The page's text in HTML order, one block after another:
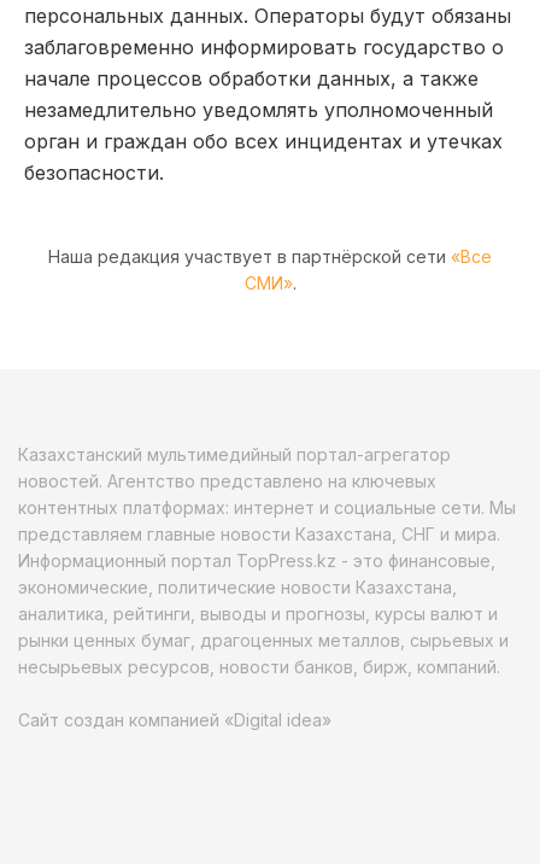
персональных данных. Операторы будут обязаны
заблаговременно информировать государство о
начале процессов обработки данных, а также
незамедлительно уведомлять уполномоченный
орган и граждан обо всех инцидентах и утечках
безопасности.
Наша редакция участвует в партнёрской сети «Все
СМИ».
Казахстанский мультимедийный портал-агрегатор
новостей. Агентство представлено на ключевых
контентных платформах: интернет и социальные сети. Мы
представляем главные новости Казахстана, СНГ и мира.
Информационный портал TopPress.kz - это финансовые,
экономические, политические новости Казахстана,
аналитика, рейтинги, выводы и прогнозы, курсы валют и
рынки ценных бумаг, драгоценных металлов, сырьевых и
несырьевых ресурсов, новости банков, бирж, компаний.
Сайт создан компанией «Digital idea»